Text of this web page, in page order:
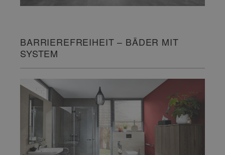
BARRIEREFREIHEIT – BÄDER MIT
SYSTEM